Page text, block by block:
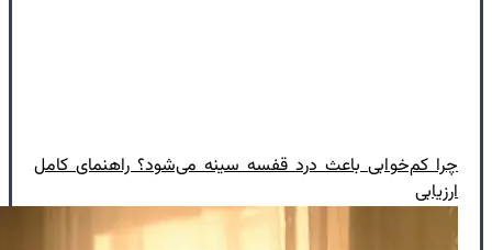
چرا کم‌خوابی باعث درد قفسه سینه می‌شود؟ راهنمای کامل
ارزیابی